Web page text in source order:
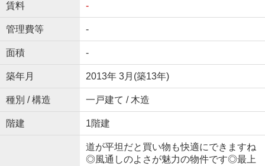
賃料 -
管理費等 -
面積 -
築年月 2013年 3月(築13年)
種別 / 構造 一戸建て / 木造
階建 1階建
道が平坦だと買い物も快適にできますね
◎風通しのよさが魅力の物件です◎最上